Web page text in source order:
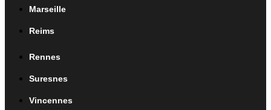
Marseille
Reims
Rennes
Suresnes
Vincennes